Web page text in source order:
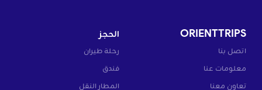
ORIENTTRIPS
اتصل بنا
معلومات عنا
تعاون معنا
الحجز
رحلة طيران
فندق
المطار النقل